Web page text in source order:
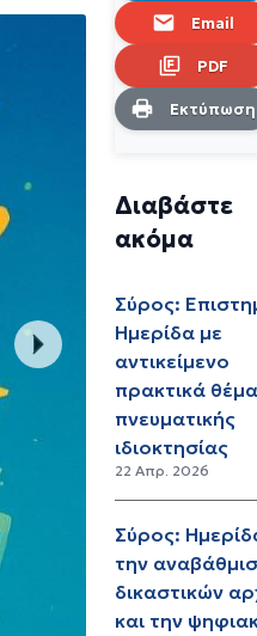
Email
PDF
Εκτύπωση
Διαβάστε
ακόμα
Σύρος:
Ημερίδα με
αντικείμενο
πρακτικά
πνευματικής
ιδιοκτησίας
22 Απρ. 2026
Σύρος:
την
δικαστικών
και την